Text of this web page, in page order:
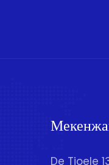
De Tjoele